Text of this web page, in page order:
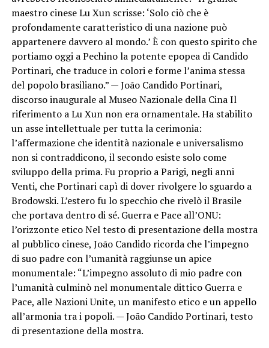
maestro cinese Lu Xun scrisse: ‘Solo ciò che è
profondamente caratteristico di una nazione può
appartenere davvero al mondo.’ È con questo spirito che
portiamo oggi a Pechino la potente epopea di Candido
Portinari, che traduce in colori e forme l’anima stessa
del popolo brasiliano.” — João Candido Portinari,
discorso inaugurale al Museo Nazionale della Cina Il
riferimento a Lu Xun non era ornamentale. Ha stabilito
un asse intellettuale per tutta la cerimonia:
l’affermazione che identità nazionale e universalismo
non si contraddicono, il secondo esiste solo come
sviluppo della prima. Fu proprio a Parigi, negli anni
Venti, che Portinari capì di dover rivolgere lo sguardo a
Brodowski. L’estero fu lo specchio che rivelò il Brasile
che portava dentro di sé. Guerra e Pace all’ONU:
l’orizzonte etico Nel testo di presentazione della mostra
al pubblico cinese, João Candido ricorda che l’impegno
di suo padre con l’umanità raggiunse un apice
monumentale: “L’impegno assoluto di mio padre con
l’umanità culminò nel monumentale dittico Guerra e
Pace, alle Nazioni Unite, un manifesto etico e un appello
all’armonia tra i popoli. — João Candido Portinari, testo
di presentazione della mostra.